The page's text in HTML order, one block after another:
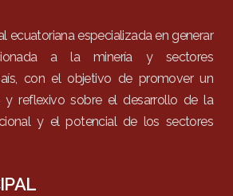
ecuatoriana especializada en generar
a la minería y sectores
con el objetivo de promover un
y reflexivo sobre el desarrollo de la
y el potencial de los sectores